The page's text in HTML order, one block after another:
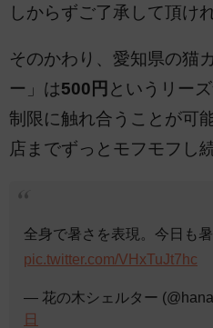
しからずご了承して頂け
そのかわり、愛知県の猫
ー」は500円 というリー
制限に触れ合うことが可
店までずっとモフモフし
全身で暑さを表現。今日も暑
pic.twitter.com/VHxTuJt7hc
— 花の木シェルター
日